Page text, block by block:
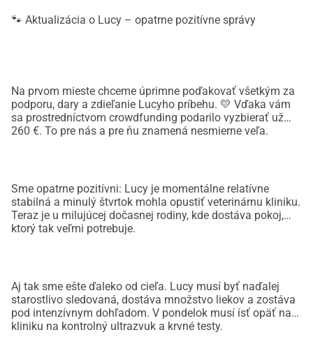
🐾 Aktualizácia o Lucy – opatrne pozitívne správy
Na prvom mieste chceme úprimne poďakovať všetkým za
podporu, dary a zdieľanie Lucyho príbehu. 💛 Vďaka vám
sa prostredníctvom crowdfunding podarilo vyzbierať už
260 €. To pre nás a pre ňu znamená nesmierne veľa.
Sme opatrne pozitívni: Lucy je momentálne relatívne
stabilná a minulý štvrtok mohla opustiť veterinárnu kliniku.
Teraz je u milujúcej dočasnej rodiny, kde dostáva pokoj,
ktorý tak veľmi potrebuje.
Aj tak sme ešte ďaleko od cieľa. Lucy musí byť naďalej
starostlivo sledovaná, dostáva množstvo liekov a zostáva
pod intenzívnym dohľadom. V pondelok musí ísť opäť na
kliniku na kontrolný ultrazvuk a krvné testy.